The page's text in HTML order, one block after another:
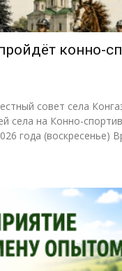
конно-
совет села
села на Конно-
года (воскресенье)